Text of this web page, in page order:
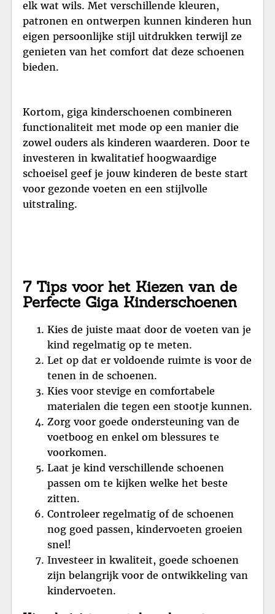
elk wat wils. Met verschillende kleuren,
patronen en ontwerpen kunnen kinderen hun
eigen persoonlijke stijl uitdrukken terwijl ze
genieten van het comfort dat deze schoenen
bieden.
Kortom, giga kinderschoenen combineren
functionaliteit met mode op een manier die
zowel ouders als kinderen waarderen. Door te
investeren in kwalitatief hoogwaardige
schoeisel geef je jouw kinderen de beste start
voor gezonde voeten en een stijlvolle
uitstraling.
7 Tips voor het Kiezen van de
Perfecte Giga Kinderschoenen
Kies de juiste maat door de voeten van je
kind regelmatig op te meten.
Let op dat er voldoende ruimte is voor de
tenen in de schoenen.
Kies voor stevige en comfortabele
materialen die tegen een stootje kunnen.
Zorg voor goede ondersteuning van de
voetboog en enkel om blessures te
voorkomen.
Laat je kind verschillende schoenen
passen om te kijken welke het beste
zitten.
Controleer regelmatig of de schoenen
nog goed passen, kindervoeten groeien
snel!
Investeer in kwaliteit, goede schoenen
zijn belangrijk voor de ontwikkeling van
kindervoeten.